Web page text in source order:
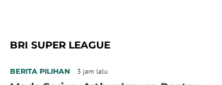
BRI SUPER LEAGUE
BERITA PILIHAN 3 jam lalu